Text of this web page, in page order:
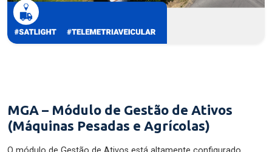
MGA – Módulo de Gestão de Ativos
(Máquinas Pesadas e Agrícolas)